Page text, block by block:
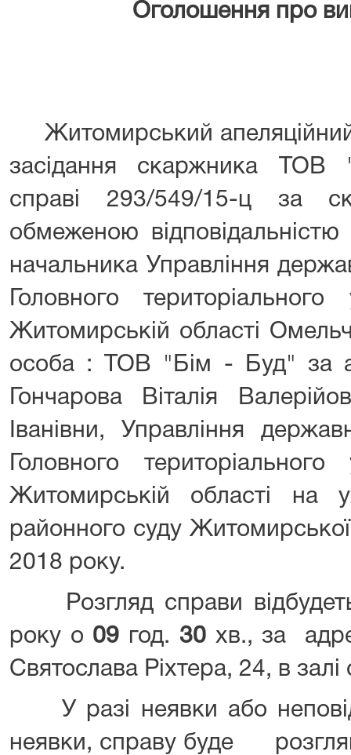
Оголошення про
Житомирський апеляційний
засідання скаржника ТОВ
справі 293/549/15-ц за
обмеженою
начальника Управління
Головного
Житомирській області
особа : ТОВ "Бім - Буд" за
Гончарова Віталія
Іванівни, Управління
Головного
Житомирській області на
районного суду
2018 року.
Розгляд справи
року о 09 год. 30 хв., за
Святослава Ріхтера, 24, в
У разі неявки або
неявки, справу буде